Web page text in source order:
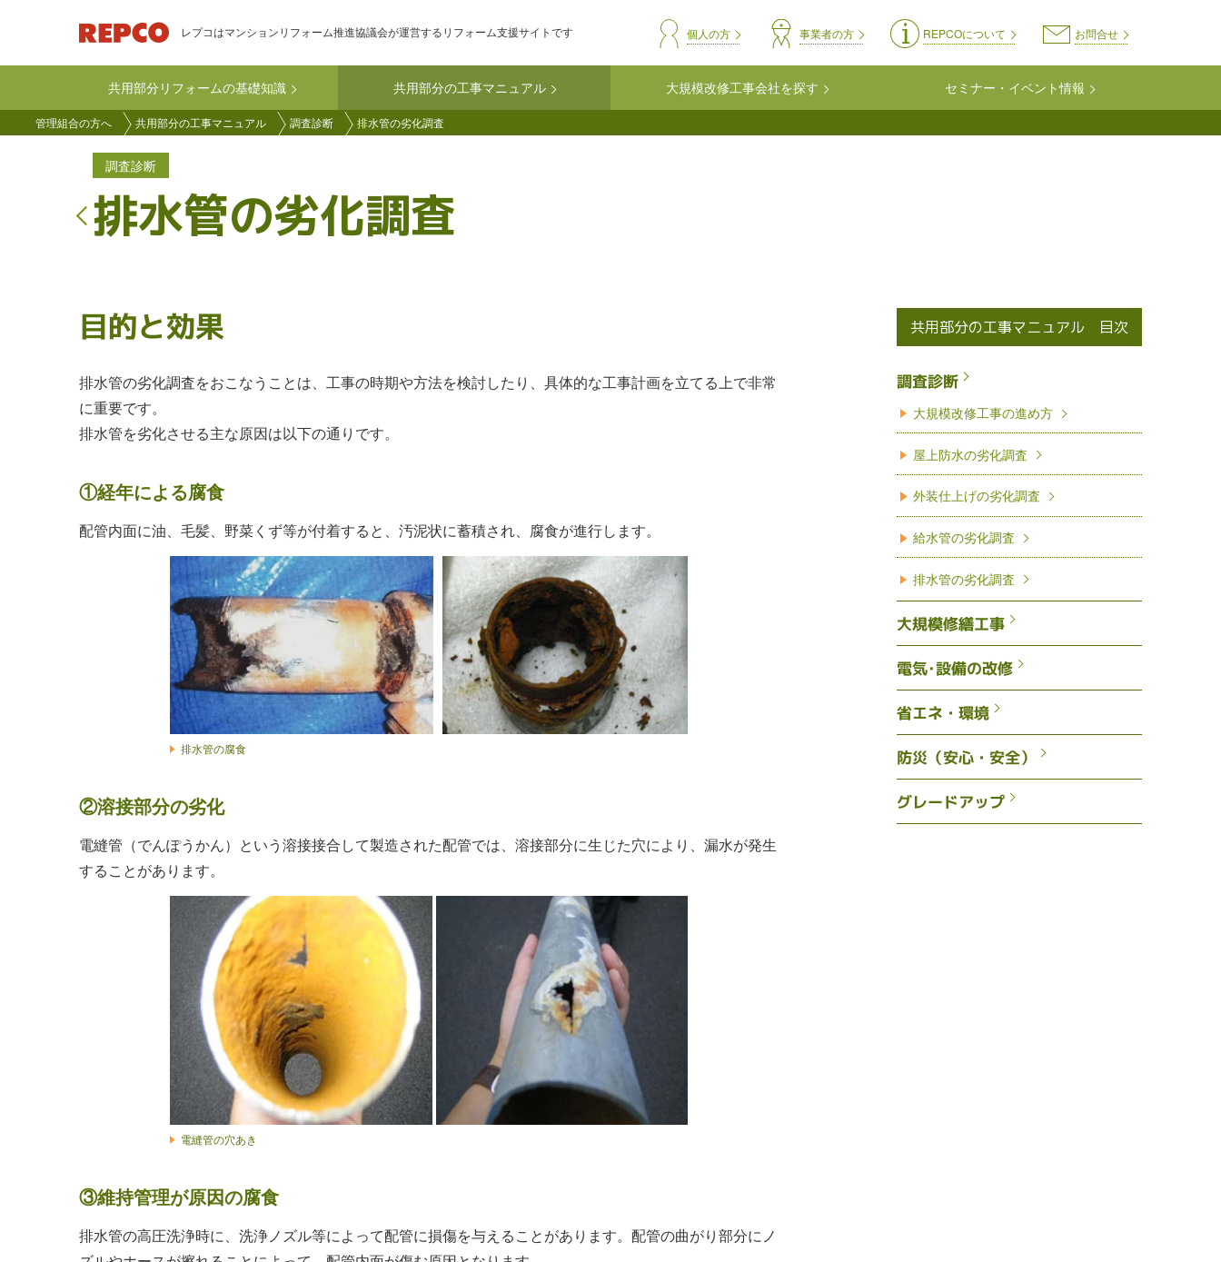
ン
ン
テ
レプコはマンションリフォーム推進協議会が運営するリフォーム支援サイトです header-common-kyoyo お問合せ
REPCOについて
事業者の方
個人の方
main-
kyoyo
共用部分リフォームの基礎知識 共用部分の工事マニュアル 大規模改修工事会社を探す セミナー・イベント情報
管理組合の方へ 共用部分の工事マニュアル 調査診断 排水管の劣化調査
調査診断
排水管の劣化調査
目的と効果
排水管の劣化調査をおこなうことは、工事の時期や方法を検討したり、具体的な工事計画を立てる上で非常
に重要です。
排水管を劣化させる主な原因は以下の通りです。
①経年による腐食
配管内面に油、毛髪、野菜くず等が付着すると、汚泥状に蓄積され、腐食が進行します。
排水管の腐食
②溶接部分の劣化
電縫管（でんぽうかん）という溶接接合して製造された配管では、溶接部分に生じた穴により、漏水が発生
することがあります。
電縫管の穴あき
③維持管理が原因の腐食
排水管の高圧洗浄時に、洗浄ノズル等によって配管に損傷を与えることがあります。配管の曲がり部分にノ
共用部分の工事マニュアル 目次
調査診断
大規模改修工事の進め方
屋上防水の劣化調査
外装仕上げの劣化調査
給水管の劣化調査
排水管の劣化調査
大規模修繕工事
電気･設備の改修
省エネ・環境
防災（安心・安全）
グレードアップ